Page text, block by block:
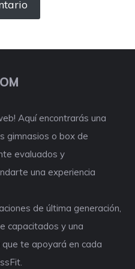
Aquí encontrarás una
gimnasios o box de
evaluados y
una experiencia
de última generación,
capacitados y una
te apoyará en cada